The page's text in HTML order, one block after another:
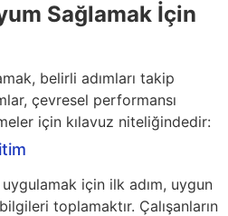
Sağlamak İçin
belirli adımları takip
çevresel performansı
için kılavuz niteliğindedir:
için ilk adım, uygun
toplamaktır. Çalışanların